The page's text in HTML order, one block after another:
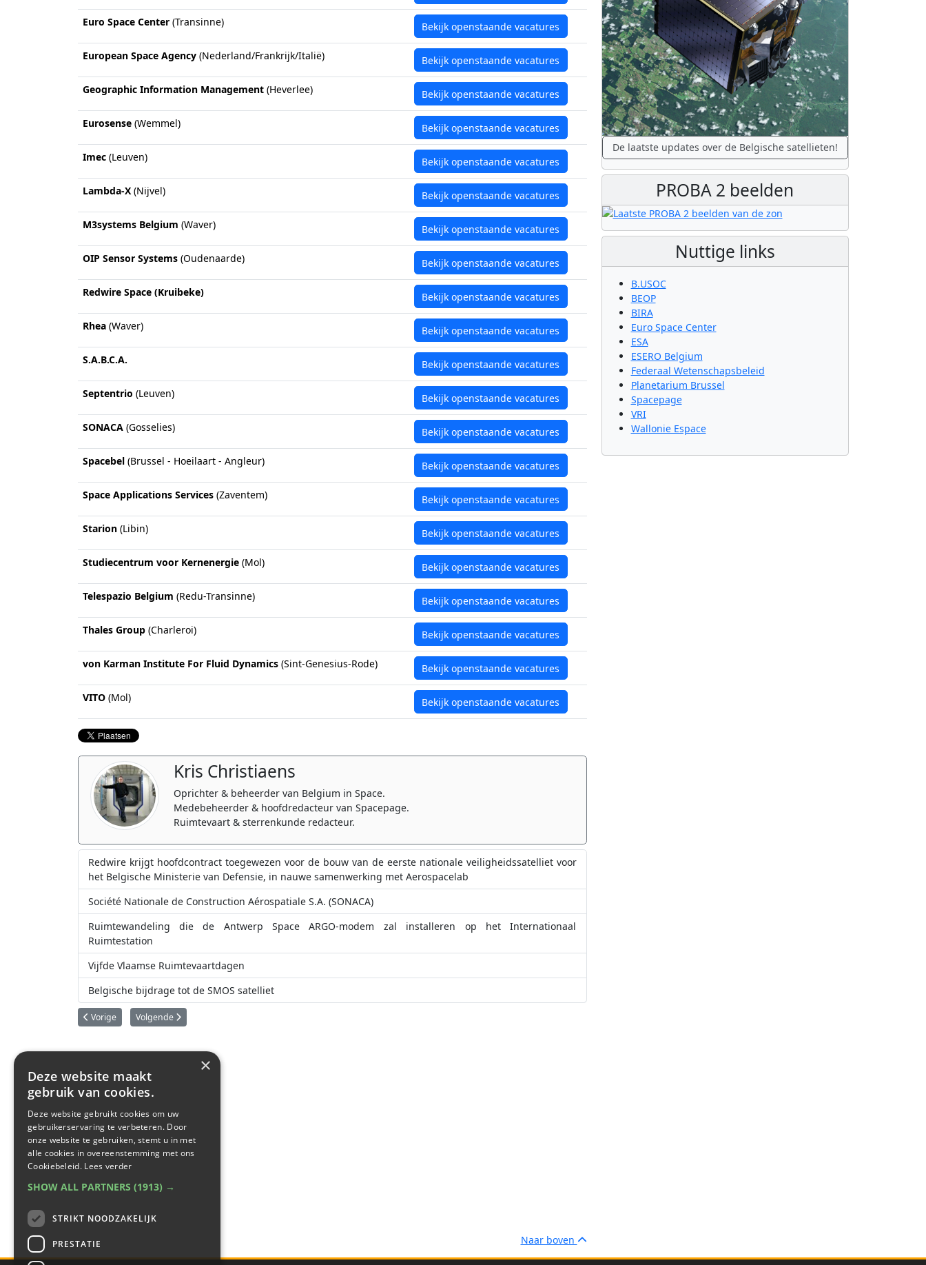
Euro Space Center(Transinne) Bekijk openstaande vacatures
European Space Agency(Nederland/Frankrijk/Italië) Bekijk openstaande vacatures
Geographic Information Management(Heverlee) Bekijk openstaande vacatures
Eurosense(Wemmel) Bekijk openstaande vacatures
Imec(Leuven) Bekijk openstaande vacatures
Lambda-X(Nijvel) Bekijk openstaande vacatures
M3systems Belgium (Waver) Bekijk openstaande vacatures
OIP Sensor Systems(Oudenaarde) Bekijk openstaande vacatures
Redwire Space (Kruibeke) Bekijk openstaande vacatures
Rhea(Waver) Bekijk openstaande vacatures
S.A.B.C.A. Bekijk openstaande vacatures
Septentrio (Leuven) Bekijk openstaande vacatures
SONACA(Gosselies) Bekijk openstaande vacatures
Spacebel(Brussel - Hoeilaart - Angleur) Bekijk openstaande vacatures
Space Applications Services(Zaventem) Bekijk openstaande vacatures
Starion(Libin) Bekijk openstaande vacatures
Studiecentrum voor Kernenergie(Mol) Bekijk openstaande vacatures
Telespazio Belgium (Redu-Transinne) Bekijk openstaande vacatures
Thales Group(Charleroi) Bekijk openstaande vacatures
von Karman Institute For Fluid Dynamics(Sint-Genesius-Rode) Bekijk openstaande vacatures
VITO(Mol) Bekijk openstaande vacatures
Kris Christiaens
Oprichter & beheerder van Belgium in Space.
Medebeheerder & hoofdredacteur van Spacepage.
Ruimtevaart & sterrenkunde redacteur.
Redwire krijgt hoofdcontract toegewezen voor de bouw van de eerste nationale veiligheidssatelliet voor
het Belgische Ministerie van Defensie, in nauwe samenwerking met Aerospacelab
Société Nationale de Construction Aérospatiale S.A. (SONACA)
Ruimtewandeling die de Antwerp Space ARGO-modem zal installeren op het Internationaal
Ruimtestation
Vijfde Vlaamse Ruimtevaartdagen
Belgische bijdrage tot de SMOS satelliet
Vorig artikel: QinetiQ Space gaat voor ESA water zuiveren
Vorige Volgende artikel: Nieuw ruimtevaartbedrijf opgericht in Transinne
Volgende
Naar boven
De laatste updates over de Belgische satellieten!
PROBA 2 beelden
Nuttige links
B.USOC
BEOP
BIRA
Euro Space Center
ESA
ESERO Belgium
Federaal Wetenschapsbeleid
Planetarium Brussel
Spacepage
VRI
Wallonie Espace
×
Deze website maakt
gebruik van cookies.
Deze website gebruikt cookies om uw
gebruikerservaring te verbeteren. Door
onze website te gebruiken, stemt u in met
alle cookies in overeenstemming met ons
Cookiebeleid. Lees verder
SHOW ALL PARTNERS (1913) →
STRIKT NOODZAKELIJK
PRESTATIE